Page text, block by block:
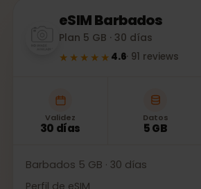
eSIMBarbados
Plan 5 GB · 30 días
★★★★★ 4.6· 91 reviews
Validez
30 días
Datos
5 GB
Barbados 5 GB · 30 días
Perfil de eSIM